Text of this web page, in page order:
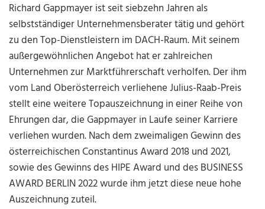
Richard Gappmayer ist seit siebzehn Jahren als
selbstständiger Unternehmensberater tätig und gehört
zu den Top-Dienstleistern im DACH-Raum. Mit seinem
außergewöhnlichen Angebot hat er zahlreichen
Unternehmen zur Marktführerschaft verholfen. Der ihm
vom Land Oberösterreich verliehene Julius-Raab-Preis
stellt eine weitere Topauszeichnung in einer Reihe von
Ehrungen dar, die Gappmayer in Laufe seiner Karriere
verliehen wurden. Nach dem zweimaligen Gewinn des
österreichischen Constantinus Award 2018 und 2021,
sowie des Gewinns des HIPE Award und des BUSINESS
AWARD BERLIN 2022 wurde ihm jetzt diese neue hohe
Auszeichnung zuteil.